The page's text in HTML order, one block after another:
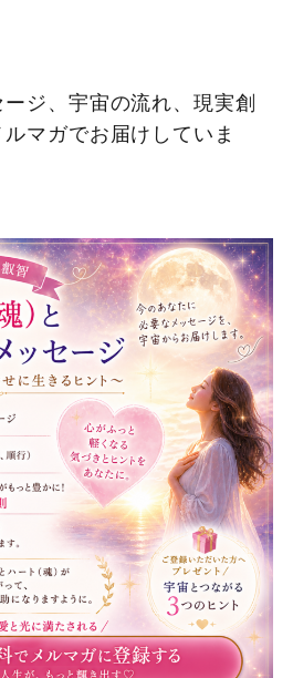
ジ、宇宙の流れ、現実創
マガでお届けしていま